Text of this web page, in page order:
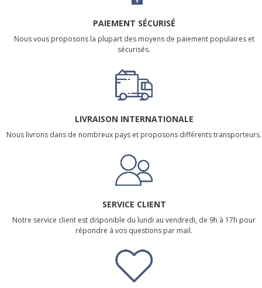
PAIEMENT SÉCURISÉ
Nous vous proposons la plupart des moyens de paiement populaires et
sécurisés.
LIVRAISON INTERNATIONALE
Nous livrons dans de nombreux pays et proposons différents transporteurs.
SERVICE CLIENT
Notre service client est disponible du lundi au vendredi, de 9h à 17h pour
répondre à vos questions par mail.